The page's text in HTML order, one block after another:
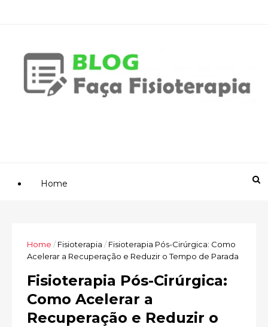
Home
Home /Fisioterapia / Fisioterapia Pós-Cirúrgica: Como
Acelerar a Recuperação e Reduzir o Tempo de Parada
Fisioterapia Pós-Cirúrgica:
Como Acelerar a
Recuperação e Reduzir o